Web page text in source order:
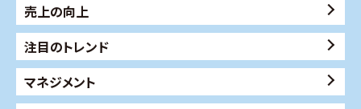
売上の向上
注目のトレンド
マネジメント